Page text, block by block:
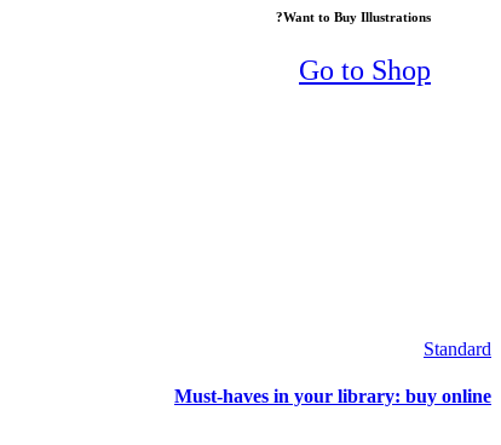
Want to Buy Illustrations?
Go to Shop
Standard
Must-haves in your library: buy online